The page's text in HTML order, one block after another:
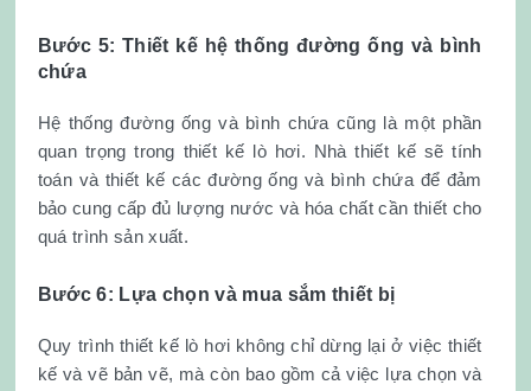
Bước 5: Thiết kế hệ thống đường ống và bình
chứa
Hệ thống đường ống và bình chứa cũng là một phần
quan trọng trong thiết kế lò hơi. Nhà thiết kế sẽ tính
toán và thiết kế các đường ống và bình chứa để đảm
bảo cung cấp đủ lượng nước và hóa chất cần thiết cho
quá trình sản xuất.
Bước 6: Lựa chọn và mua sắm thiết bị
Quy trình thiết kế lò hơi không chỉ dừng lại ở việc thiết
kế và vẽ bản vẽ, mà còn bao gồm cả việc lựa chọn và